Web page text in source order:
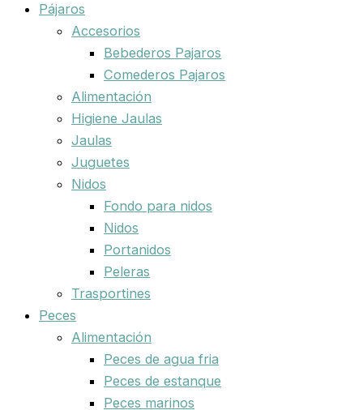
Pájaros
Accesorios
Bebederos Pajaros
Comederos Pajaros
Alimentación
Higiene Jaulas
Jaulas
Juguetes
Nidos
Fondo para nidos
Nidos
Portanidos
Peleras
Trasportines
Peces
Alimentación
Peces de agua fria
Peces de estanque
Peces marinos